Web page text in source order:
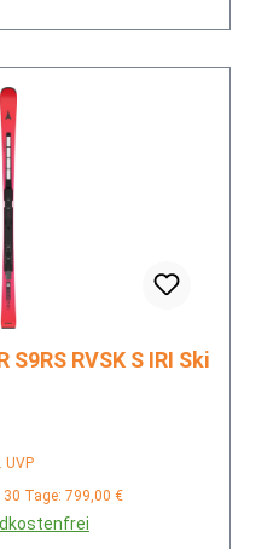
S9RS RVSK S IRI Ski
UVP
Tage: 799,00 €